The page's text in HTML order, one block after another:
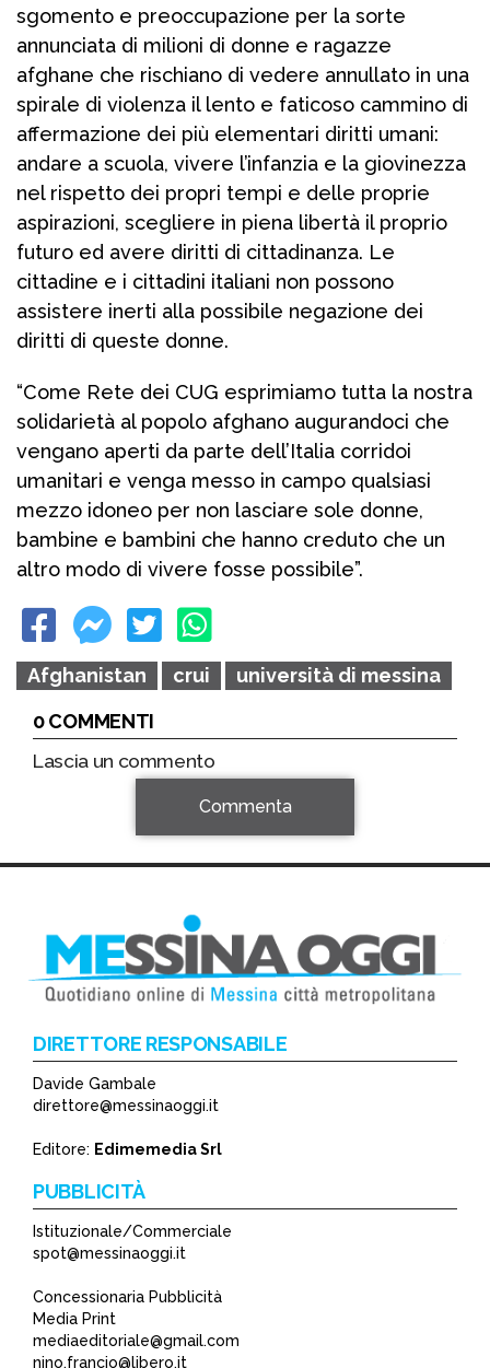
sgomento e preoccupazione per la sorte
annunciata di milioni di donne e ragazze
afghane che rischiano di vedere annullato in una
spirale di violenza il lento e faticoso cammino di
affermazione dei più elementari diritti umani:
andare a scuola, vivere l’infanzia e la giovinezza
nel rispetto dei propri tempi e delle proprie
aspirazioni, scegliere in piena libertà il proprio
futuro ed avere diritti di cittadinanza. Le
cittadine e i cittadini italiani non possono
assistere inerti alla possibile negazione dei
diritti di queste donne.
“Come Rete dei CUG esprimiamo tutta la nostra
solidarietà al popolo afghano augurandoci che
vengano aperti da parte dell’Italia corridoi
umanitari e venga messo in campo qualsiasi
mezzo idoneo per non lasciare sole donne,
bambine e bambini che hanno creduto che un
altro modo di vivere fosse possibile”.
Afghanistan crui
università di messina
0 COMMENTI
Lascia un commento
*
Commenta
DIRETTORE RESPONSABILE
Davide Gambale
direttore@messinaoggi.it
Editore: Edimemedia Srl
PUBBLICITÀ
Istituzionale/Commerciale
spot@messinaoggi.it
Concessionaria Pubblicità
Media Print
mediaeditoriale@gmail.com
nino.francio@libero.it